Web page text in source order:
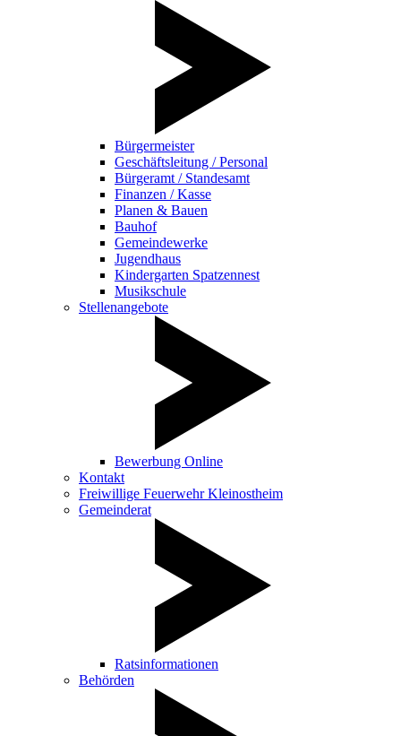
Bürgermeister
Geschäftsleitung / Personal
Bürgeramt / Standesamt
Finanzen / Kasse
Planen & Bauen
Bauhof
Gemeindewerke
Jugendhaus
Kindergarten Spatzennest
Musikschule
Stellenangebote
Bewerbung Online
Kontakt
Freiwillige Feuerwehr Kleinostheim
Gemeinderat
Ratsinformationen
Behörden